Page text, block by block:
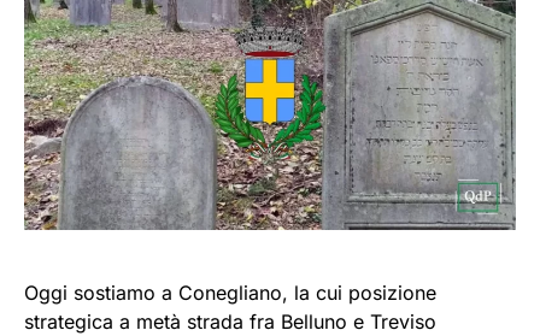
Oggi sostiamo a Conegliano, la cui posizione
strategica a metà strada fra Belluno e Treviso